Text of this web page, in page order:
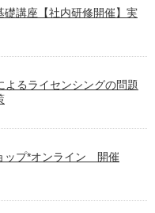
礎講座【社内研修開催】実
るライセンシングの問題
ップ*オンライン 開催